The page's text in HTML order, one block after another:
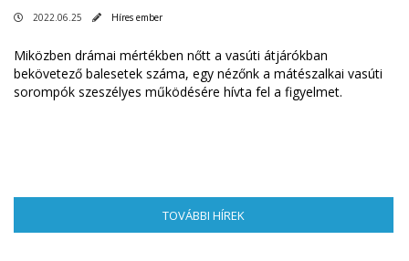
2022.06.25 Híres ember
Miközben drámai mértékben nőtt a vasúti átjárókban
bekövetező balesetek száma, egy nézőnk a mátészalkai vasúti
sorompók szeszélyes működésére hívta fel a figyelmet.
TOVÁBBI HÍREK